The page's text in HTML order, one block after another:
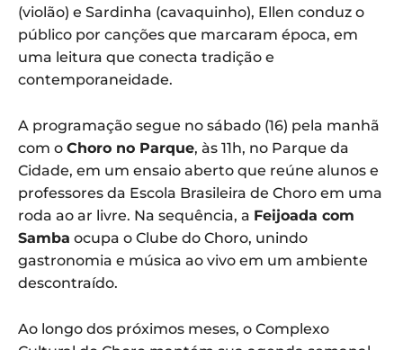
(violão) e Sardinha (cavaquinho), Ellen conduz o
público por canções que marcaram época, em
uma leitura que conecta tradição e
contemporaneidade.
A programação segue no sábado (16) pela manhã
com o Choro no Parque, às 11h, no Parque da
Cidade, em um ensaio aberto que reúne alunos e
professores da Escola Brasileira de Choro em uma
roda ao ar livre. Na sequência, a Feijoada com
Samba ocupa o Clube do Choro, unindo
gastronomia e música ao vivo em um ambiente
descontraído.
Ao longo dos próximos meses, o Complexo